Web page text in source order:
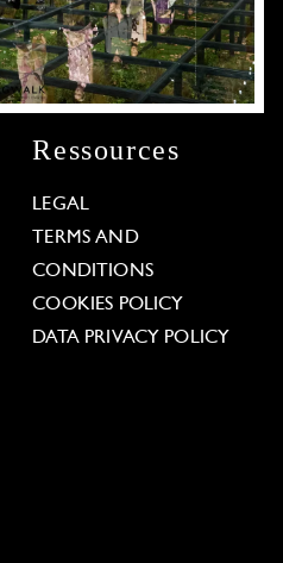
Ressources
LEGAL
TERMS AND
CONDITIONS
COOKIES POLICY
DATA PRIVACY POLICY